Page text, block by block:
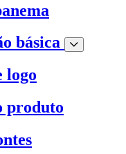
básica
logo
produto